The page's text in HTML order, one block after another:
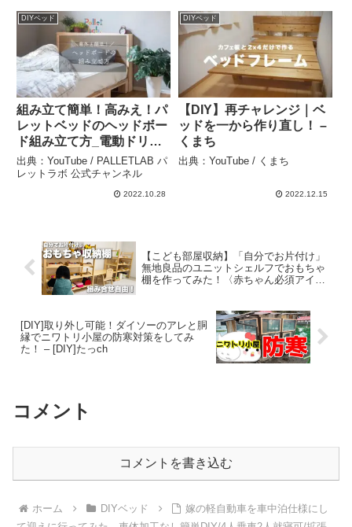
DIYベッド
組み立て簡単！高みえ！パ
レットベッドのヘッドボー
ド組み立て方_電動ドリル
不要！_木製パレット専門
店パレットラボ PALLET
LAB – PALLETLAB パレ
出典：YouTube / PALLETLAB パ
レットラボ 公式チャンネル
2022.10.28
DIYベッド
【DIY】再チャレンジ｜ベ
ッドを一から作り直し！ –
くまち
出典：YouTube / くまち
2022.12.15
【こども部屋収納】「自分でお片付け」
無地良品のユニットシェルフでおもちゃ
棚を作ってみた！〈赤ちゃん必須アイテ
手作り家具 – ちゃんねるできたくん
[DIY]取り外し可能！ダイソーのアレと胴
縁でニワトリ小屋の防寒対策をしてみ
た！ – [DIY]たっch
コメント
コメントを書き込む
ホーム DIYベッド
嫁の軽自動車を車中泊仕様にし